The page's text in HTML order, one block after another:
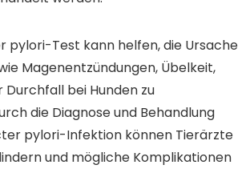
pylori-Test kann helfen, die Ursache
Magenentzündungen, Übelkeit,
bei Hunden zu
die Diagnose und Behandlung
pylori-Infektion können Tierärzte
und mögliche Komplikationen